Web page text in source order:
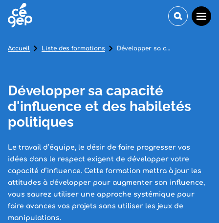
Développer sa capacité
d'influence et des habiletés
politiques
Le travail d’équipe, le désir de faire progresser vos
idées dans le respect exigent de développer votre
capacité d’influence. Cette formation mettra à jour les
attitudes à développer pour augmenter son influence,
vous saurez utiliser une approche systémique pour
faire avances vos projets sans utiliser les jeux de
manipulations.
Accueil Liste des formations Développer sa capacité d'influence et des habiletés politiques